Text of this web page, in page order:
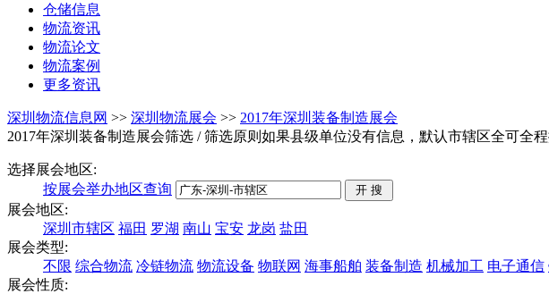
仓储信息
物流资讯
物流论文
物流案例
更多资讯
深圳物流信息网 >> 深圳物流展会 >> 2017年深圳装备制造展会
2017年深圳装备制造展会筛选 / 筛选原则如果县级单位没有信息，默认市辖区全可全程
选择展会地区:
按展会举办地区查询
展会地区:
深圳市辖区 福田 罗湖 南山 宝安 龙岗 盐田
展会类型:
不限 综合物流 冷链物流 物流设备 物联网 海事船舶 装备制造 机械加工 电子通信
展会性质: